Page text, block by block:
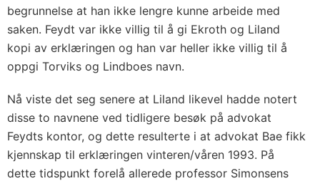
begrunnelse at han ikke lengre kunne arbeide med
saken. Feydt var ikke villig til å gi Ekroth og Liland
kopi av erklæringen og han var heller ikke villig til å
oppgi Torviks og Lindboes navn.
Nå viste det seg senere at Liland likevel hadde notert
disse to navnene ved tidligere besøk på advokat
Feydts kontor, og dette resulterte i at advokat Bae fikk
kjennskap til erklæringen vinteren/våren 1993. På
dette tidspunkt forelå allerede professor Simonsens